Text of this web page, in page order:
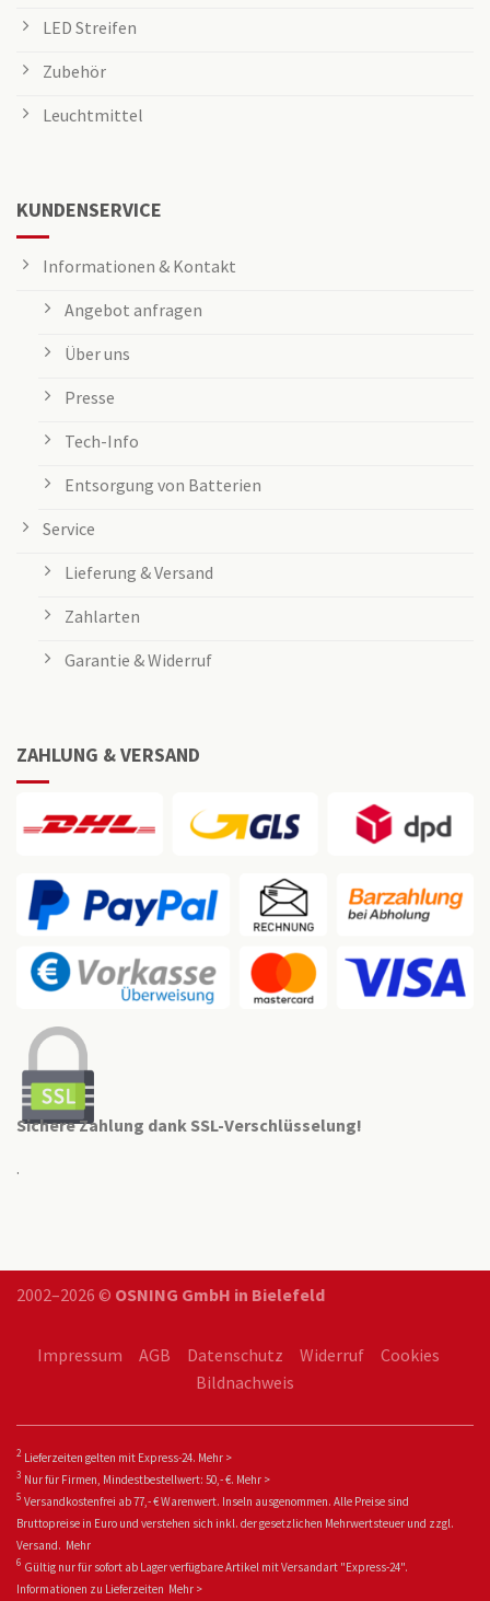
LED Streifen
Zubehör
Leuchtmittel
KUNDENSERVICE
Informationen & Kontakt
Angebot anfragen
Über uns
Presse
Tech-Info
Entsorgung von Batterien
Service
Lieferung & Versand
Zahlarten
Garantie & Widerruf
ZAHLUNG & VERSAND
Sichere Zahlung dank SSL-Verschlüsselung!
.
2002–2026 © OSNING GmbH in Bielefeld
Impressum AGB Datenschutz Widerruf
Cookies
Bildnachweis
2 Lieferzeiten gelten mit Express-24. Mehr >
3 Nur für Firmen, Mindestbestellwert: 50,- €. Mehr >
5 Versandkostenfrei ab 77,- € Warenwert. Inseln ausgenommen. Alle Preise sind
Bruttopreise in Euro und verstehen sich inkl. der gesetzlichen Mehrwertsteuer und zzgl.
Versand. Mehr
6 Gültig nur für sofort ab Lager verfügbare Artikel mit Versandart "Express-24".
Informationen zu Lieferzeiten Mehr >